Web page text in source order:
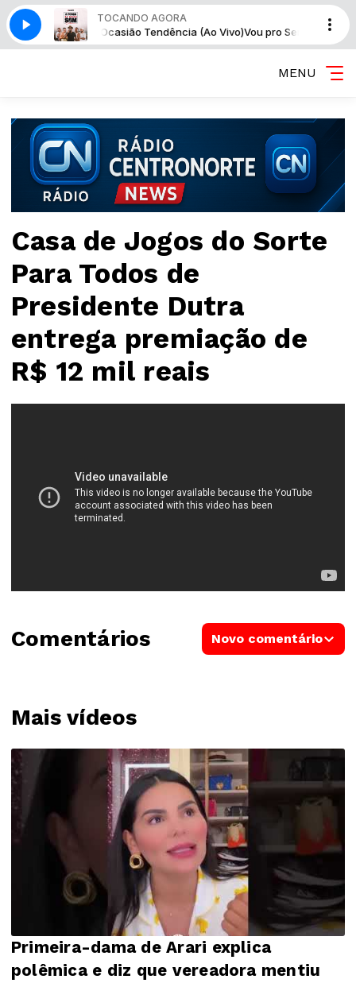
TOCANDO AGORA
de Ocasião Tendência (Ao Vivo)Vou pro Sereno - O Show Tem
MENU
Casa de Jogos do Sorte
Para Todos de
Presidente Dutra
entrega premiação de
R$ 12 mil reais
Mais vídeos
Primeira-dama de Arari explica
polêmica e diz que vereadora mentiu
Comentários Novo comentário